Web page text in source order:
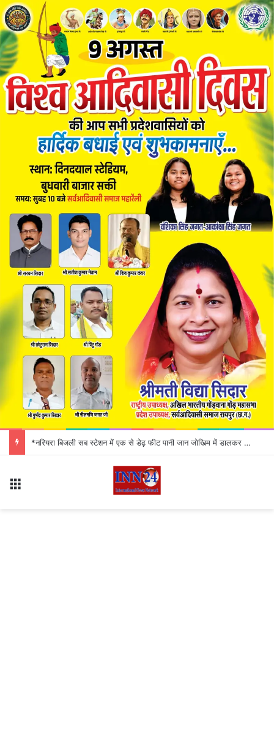
UPI ID को लेकर बड़ा अलर्ट! कहीं आपकी एक छोटी सी गलती न कर दे बैंक अकाउंट खाली